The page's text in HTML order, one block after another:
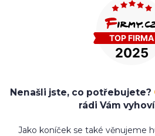
Nenašli jste, co potřebujete?
rádi Vám
Jako koníček se také věnujeme